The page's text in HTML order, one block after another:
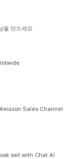
을 만드세요
Sales Channel
sell with Chat AI